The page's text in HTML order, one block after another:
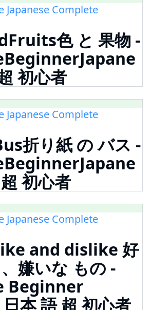
Japanese Complete
色 と 果物 -
初心者
Japanese Complete
折り紙 の バス -
初心者
Japanese Complete
and dislike 好
嫌いな もの -
Beginner
本 語 超 初心者